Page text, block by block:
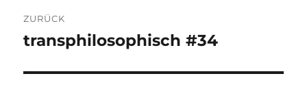
ZURÜCK
Vorheriger
transphilosophisch #34